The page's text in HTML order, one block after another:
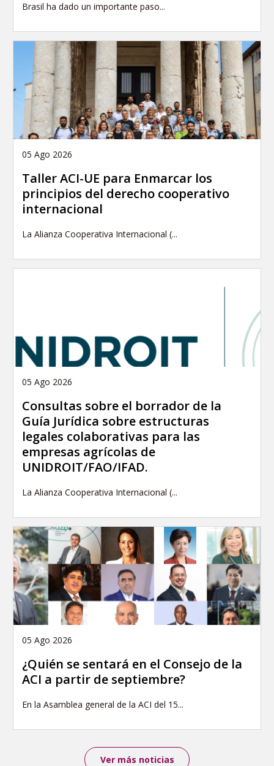
Brasil ha dado un importante paso...
05 Ago 2026
Taller ACI-UE para Enmarcar los
principios del derecho cooperativo
internacional
La Alianza Cooperativa Internacional (...
05 Ago 2026
Consultas sobre el borrador de la
Guía Jurídica sobre estructuras
legales colaborativas para las
empresas agrícolas de
UNIDROIT/FAO/IFAD.
La Alianza Cooperativa Internacional (...
05 Ago 2026
¿Quién se sentará en el Consejo de la
ACI a partir de septiembre?
En la Asamblea general de la ACI del 15...
Ver más noticias